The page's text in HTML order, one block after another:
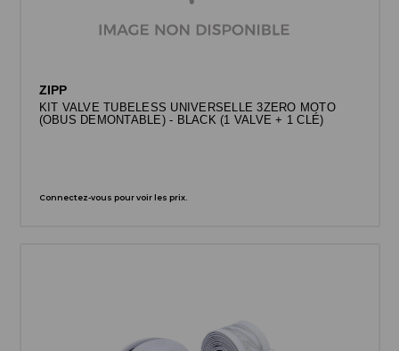
ZIPP
KIT VALVE TUBELESS UNIVERSELLE 3ZERO MOTO
(OBUS DEMONTABLE) - BLACK (1 VALVE + 1 CLÉ)
Connectez-vous pour voir les prix.